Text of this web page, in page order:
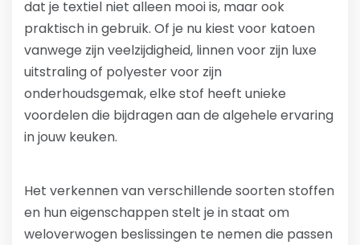
dat je textiel niet alleen mooi is, maar ook
praktisch in gebruik. Of je nu kiest voor katoen
vanwege zijn veelzijdigheid, linnen voor zijn luxe
uitstraling of polyester voor zijn
onderhoudsgemak, elke stof heeft unieke
voordelen die bijdragen aan de algehele ervaring
in jouw keuken.
Het verkennen van verschillende soorten stoffen
en hun eigenschappen stelt je in staat om
weloverwogen beslissingen te nemen die passen